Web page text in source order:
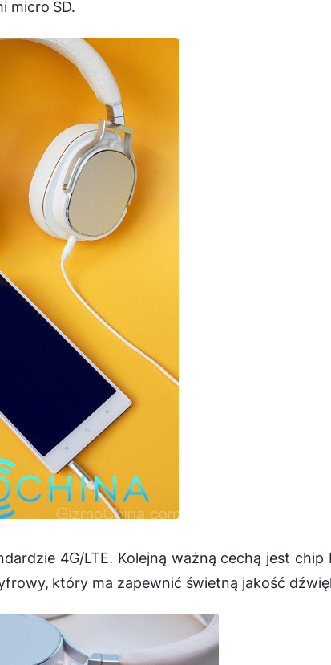
micro SD.
4G/LTE. Kolejną ważną cechą jest chip
który ma zapewnić świetną jakość